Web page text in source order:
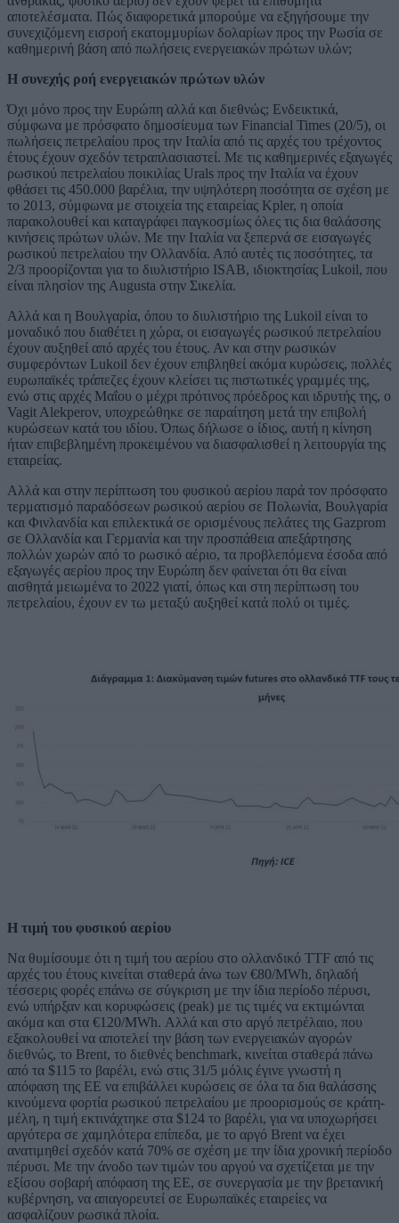
αποτελέσματα. Πώς διαφορετικά μπορούμε να εξηγήσουμε την
συνεχιζόμενη εισροή εκατομμυρίων δολαρίων προς την Ρωσία σε
καθημερινή βάση από πωλήσεις ενεργειακών πρώτων υλών;
Η συνεχής ροή ενεργειακών πρώτων υλών
Όχι μόνο προς την Ευρώπη αλλά και διεθνώς; Ενδεικτικά,
σύμφωνα με πρόσφατο δημοσίευμα των Financial Times (20/5), οι
πωλήσεις πετρελαίου προς την Ιταλία από τις αρχές του τρέχοντος
έτους έχουν σχεδόν τετραπλασιαστεί. Με τις καθημερινές εξαγωγές
ρωσικού πετρελαίου ποικιλίας Urals προς την Ιταλία να έχουν
φθάσει τις 450.000 βαρέλια, την υψηλότερη ποσότητα σε σχέση με
το 2013, σύμφωνα με στοιχεία της εταιρείας Kpler, η οποία
παρακολουθεί και καταγράφει παγκοσμίως όλες τις δια θαλάσσης
κινήσεις πρώτων υλών. Με την Ιταλία να ξεπερνά σε εισαγωγές
ρωσικού πετρελαίου την Ολλανδία. Από αυτές τις ποσότητες, τα
2/3 προορίζονται για το διυλιστήριο ISAB, ιδιοκτησίας Lukoil, που
είναι πλησίον της Augusta στην Σικελία.
Αλλά και η Βουλγαρία, όπου το διυλιστήριο της Lukoil είναι το
μοναδικό που διαθέτει η χώρα, οι εισαγωγές ρωσικού πετρελαίου
έχουν αυξηθεί από αρχές του έτους. Αν και στην ρωσικών
συμφερόντων Lukoil δεν έχουν επιβληθεί ακόμα κυρώσεις, πολλές
ευρωπαϊκές τράπεζες έχουν κλείσει τις πιστωτικές γραμμές της,
ενώ στις αρχές Μαΐου ο μέχρι πρότινος πρόεδρος και ιδρυτής της, ο
Vagit Alekperov, υποχρεώθηκε σε παραίτηση μετά την επιβολή
κυρώσεων κατά του ιδίου. Όπως δήλωσε ο ίδιος, αυτή η κίνηση
ήταν επιβεβλημένη προκειμένου να διασφαλισθεί η λειτουργία της
εταιρείας.
Αλλά και στην περίπτωση του φυσικού αερίου παρά τον πρόσφατο
τερματισμό παραδόσεων ρωσικού αερίου σε Πολωνία, Βουλγαρία
και Φινλανδία και επιλεκτικά σε ορισμένους πελάτες της Gazprom
σε Ολλανδία και Γερμανία και την προσπάθεια απεξάρτησης
πολλών χωρών από το ρωσικό αέριο, τα προβλεπόμενα έσοδα από
εξαγωγές αερίου προς την Ευρώπη δεν φαίνεται ότι θα είναι
αισθητά μειωμένα το 2022 γιατί, όπως και στη περίπτωση του
πετρελαίου, έχουν εν τω μεταξύ αυξηθεί κατά πολύ οι τιμές.
Η τιμή του φυσικού αερίου
Να θυμίσουμε ότι η τιμή του αερίου στο ολλανδικό TTF από τις
αρχές του έτους κινείται σταθερά άνω των €80/MWh, δηλαδή
τέσσερις φορές επάνω σε σύγκριση με την ίδια περίοδο πέρυσι,
ενώ υπήρξαν και κορυφώσεις (peak) με τις τιμές να εκτιμώνται
ακόμα και στα €120/MWh. Αλλά και στο αργό πετρέλαιο, που
εξακολουθεί να αποτελεί την βάση των ενεργειακών αγορών
διεθνώς, το Brent, το διεθνές benchmark, κινείται σταθερά πάνω
από τα $115 το βαρέλι, ενώ στις 31/5 μόλις έγινε γνωστή η
απόφαση της ΕΕ να επιβάλλει κυρώσεις σε όλα τα δια θαλάσσης
κινούμενα φορτία ρωσικού πετρελαίου με προορισμούς σε κράτη-
μέλη, η τιμή εκτινάχτηκε στα $124 το βαρέλι, για να υποχωρήσει
αργότερα σε χαμηλότερα επίπεδα, με το αργό Brent να έχει
ανατιμηθεί σχεδόν κατά 70% σε σχέση με την ίδια χρονική περίοδο
πέρυσι. Με την άνοδο των τιμών του αργού να σχετίζεται με την
εξίσου σοβαρή απόφαση της ΕΕ, σε συνεργασία με την βρετανική
κυβέρνηση, να απαγορευτεί σε Ευρωπαϊκές εταιρείες να
ασφαλίζουν ρωσικά πλοία.